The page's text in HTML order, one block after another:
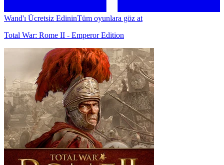
Wand'ı Ücretsiz EdininTüm oyunlara göz at
Total War: Rome II - Emperor Edition